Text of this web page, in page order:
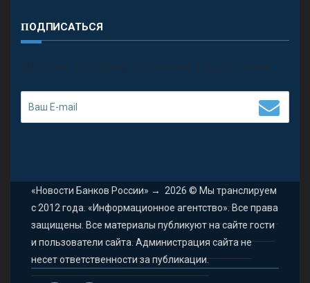
ПОДПИСАТЬСЯ
П олучить последние обновления и предложения.
«Новости Банков России» → 2026 © Мы транслируем
с 2012 года. «Информационное агентство». Все права
защищены. Все материалы публикуют на сайте гости
и пользователи сайта. Администрация сайта не
несет ответственности за публикации.